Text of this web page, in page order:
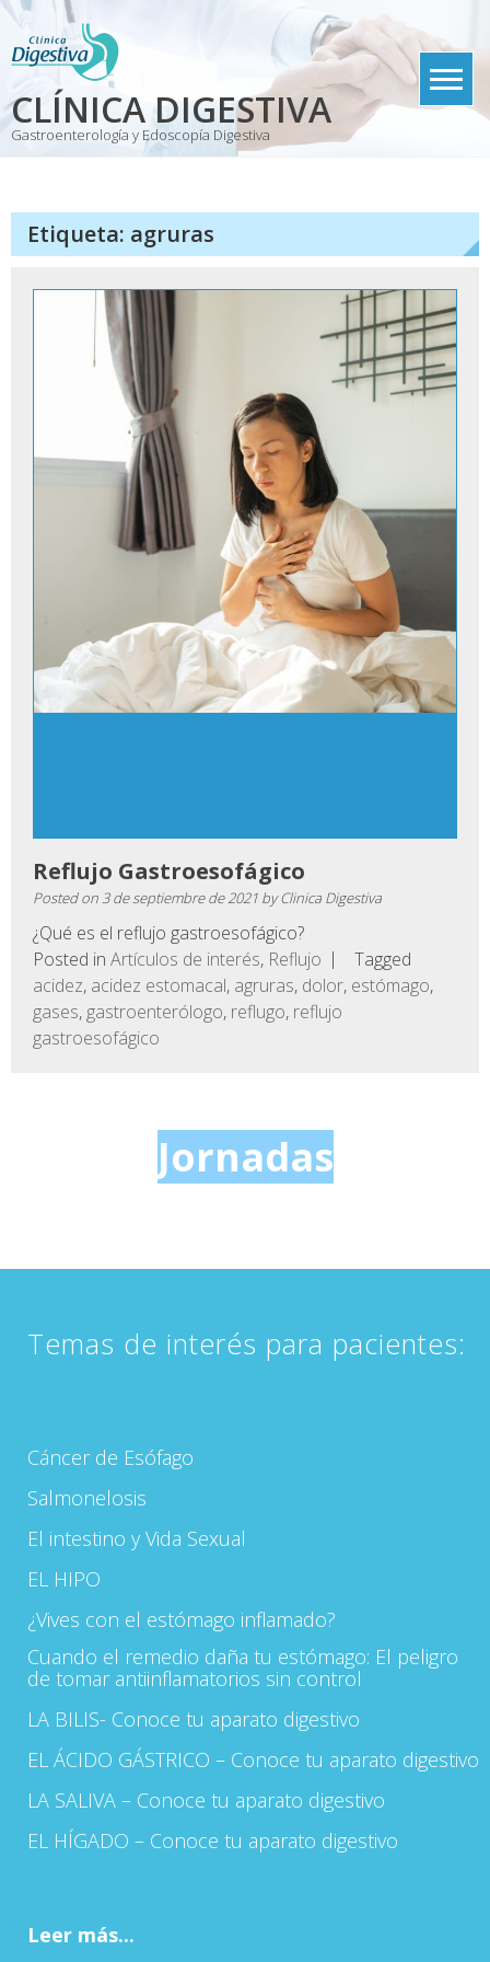
Skip
content
CLÍNICA DIGESTIVA
Gastroenterología y Edoscopía Digestiva
Etiqueta: agruras
Reflujo Gastroesofágico
Posted on3 de septiembre de 2021 byClinica Digestiva
¿Qué es el reflujo gastroesofágico?
Posted in Artículos de interés, Reflujo
Tagged
acidez, acidez estomacal, agruras, dolor, estómago,
gases, gastroenterólogo, reflugo, reflujo
gastroesofágico
Jornadas
Temas de interés para pacientes:
Cáncer de Esófago
Salmonelosis
El intestino y Vida Sexual
EL HIPO
¿Vives con el estómago inflamado?
Cuando el remedio daña tu estómago: El peligro
de tomar antiinflamatorios sin control
LA BILIS- Conoce tu aparato digestivo
EL ÁCIDO GÁSTRICO – Conoce tu aparato digestivo
LA SALIVA – Conoce tu aparato digestivo
EL HÍGADO – Conoce tu aparato digestivo
Leer más...